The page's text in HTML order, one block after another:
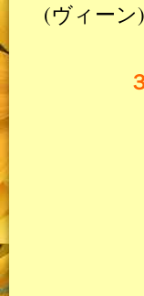
(ヴィー